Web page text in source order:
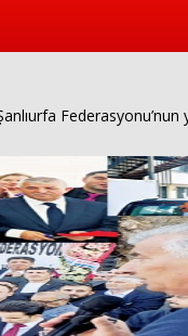
Federasyonu’nun